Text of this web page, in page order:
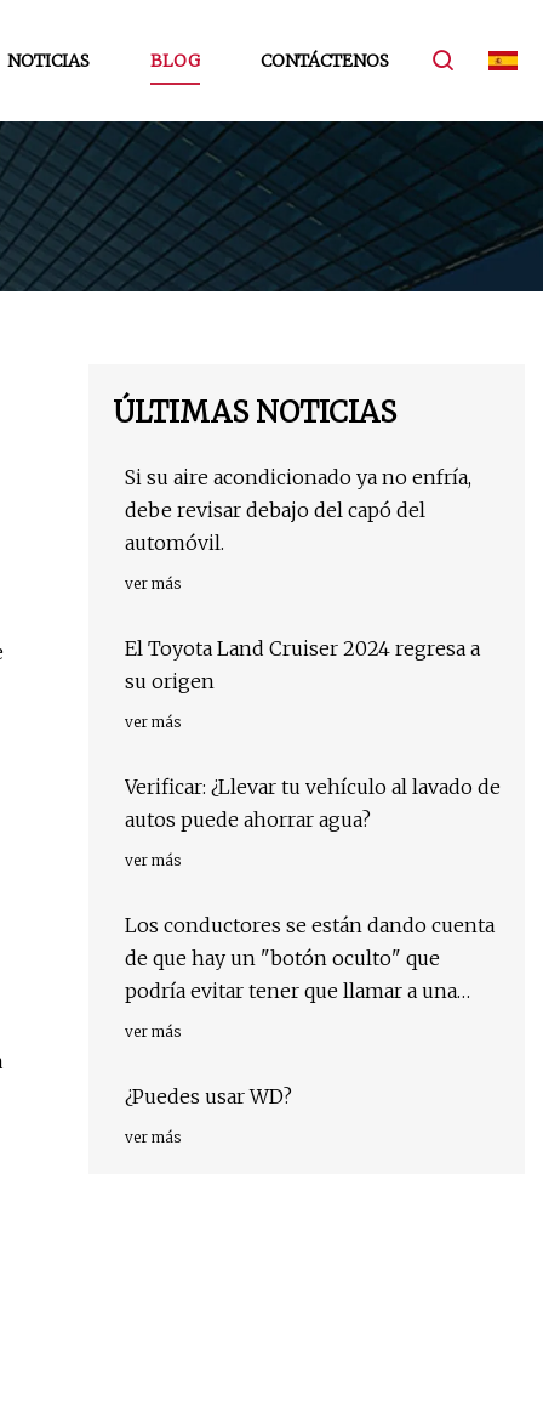
NOTICIAS BLOG CONTÁCTENOS
ÚLTIMAS NOTICIAS
Si su aire acondicionado ya no enfría,
debe revisar debajo del capó del
automóvil.
ver más
El Toyota Land Cruiser 2024 regresa a
su origen
ver más
Verificar: ¿Llevar tu vehículo al lavado de
autos puede ahorrar agua?
ver más
Los conductores se están dando cuenta
de que hay un "botón oculto" que
podría evitar tener que llamar a una
grúa cuando se queda atascado.
ver más
¿Puedes usar WD?
ver más